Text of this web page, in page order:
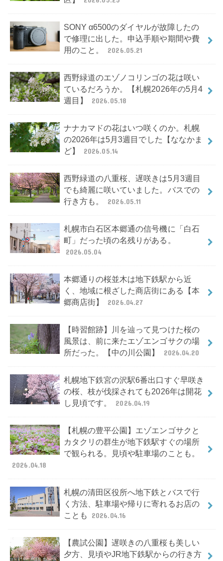
SONY α6500のダイヤルが故障したの
で修理に出した。申込手順や期間や費
用のこと。
2026.05.21
西野緑道のエゾノコリンゴの花は咲い
ているだろうか。【札幌2026年の5月4
週目】
2026.05.18
ナナカマドの花はいつ咲くのか。札幌
の2026年は5月3週目でした【ななかま
ど】
2026.05.14
西野緑道の八重桜、遅咲きは5月3週目
でも綺麗に咲いていました。バスでの
行き方も。
2026.05.11
札幌市白石区本郷通の信号機に「白石
町」だった頃の名残りがある。
2026.05.04
本郷通りの桜並木は地下鉄駅から近
く、地域に根ざした商店街にある【本
郷商店街】
2026.04.27
【時習館跡】川を辿って見つけた桜の
風景は、前に来たエゾエンゴサクの場
所だった。【中の川公園】
2026.04.20
札幌地下鉄宮の沢駅6番出口すぐ早咲き
の桜、枝が伐採されても2026年は開花
し見頃です。
2026.04.19
【札幌の豊平公園】エゾエンゴサクと
カタクリの群生が地下鉄駅すぐの場所
で観られる。見頃や駐車場のことも。
2026.04.18
札幌の清田区役所へ地下鉄とバスで行
く方法、駐車場や帰りに寄れるお店の
ことも
2026.04.16
【農試公園】遅咲きの八重桜も美しい
夕方、見頃やJR地下鉄駅からの行き方